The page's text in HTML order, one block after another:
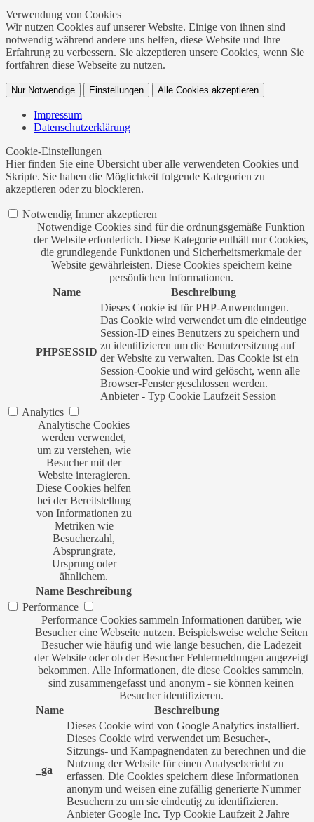
Verwendung von Cookies
Wir nutzen Cookies auf unserer Website. Einige von ihnen sind
notwendig während andere uns helfen, diese Website und Ihre
Erfahrung zu verbessern. Sie akzeptieren unsere Cookies, wenn Sie
fortfahren diese Webseite zu nutzen.
Nur Notwendige Einstellungen Alle Cookies akzeptieren
Impressum
Datenschutzerklärung
Cookie-Einstellungen
Hier finden Sie eine Übersicht über alle verwendeten Cookies und
Skripte. Sie haben die Möglichkeit folgende Kategorien zu
akzeptieren oder zu blockieren.
Notwendig Immer akzeptieren
Notwendige Cookies sind für die ordnungsgemäße Funktion
der Website erforderlich. Diese Kategorie enthält nur Cookies,
die grundlegende Funktionen und Sicherheitsmerkmale der
Website gewährleisten. Diese Cookies speichern keine
persönlichen Informationen.
Name
Beschreibung
PHPSESSID
Dieses Cookie ist für PHP-Anwendungen.
Das Cookie wird verwendet um die eindeutige
Session-ID eines Benutzers zu speichern und
zu identifizieren um die Benutzersitzung auf
der Website zu verwalten. Das Cookie ist ein
Session-Cookie und wird gelöscht, wenn alle
Browser-Fenster geschlossen werden.
Anbieter - Typ Cookie Laufzeit Session
Analytics
Analytische Cookies
werden verwendet,
um zu verstehen, wie
Besucher mit der
Website interagieren.
Diese Cookies helfen
bei der Bereitstellung
von Informationen zu
Metriken wie
Besucherzahl,
Absprungrate,
Ursprung oder
ähnlichem.
Name Beschreibung
Performance
Performance Cookies sammeln Informationen darüber, wie
Besucher eine Webseite nutzen. Beispielsweise welche Seiten
Besucher wie häufig und wie lange besuchen, die Ladezeit
der Website oder ob der Besucher Fehlermeldungen angezeigt
bekommen. Alle Informationen, die diese Cookies sammeln,
sind zusammengefasst und anonym - sie können keinen
Besucher identifizieren.
Name
Beschreibung
_ga
Dieses Cookie wird von Google Analytics installiert.
Dieses Cookie wird verwendet um Besucher-,
Sitzungs- und Kampagnendaten zu berechnen und die
Nutzung der Website für einen Analysebericht zu
erfassen. Die Cookies speichern diese Informationen
anonym und weisen eine zufällig generierte Nummer
Besuchern zu um sie eindeutig zu identifizieren.
Anbieter Google Inc. Typ Cookie Laufzeit 2 Jahre